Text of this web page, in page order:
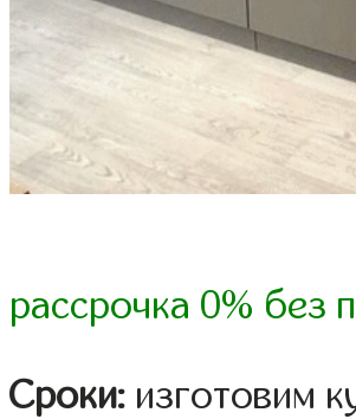
рассрочка 0% без
Сроки: изготовим